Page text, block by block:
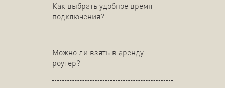
Как выбрать удобное время
подключения?
Можно ли взять в аренду
роутер?